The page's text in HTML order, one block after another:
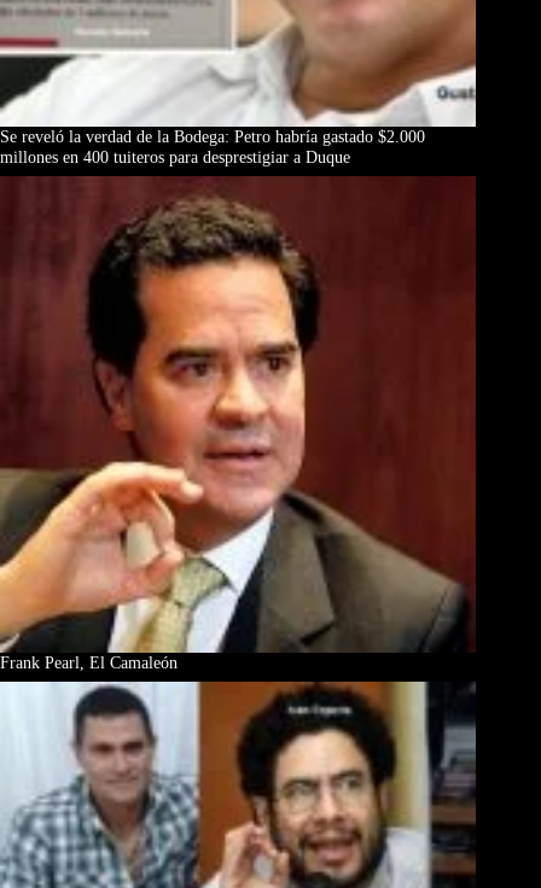
Se reveló la verdad de la Bodega: Petro habría gastado $2.000
millones en 400 tuiteros para desprestigiar a Duque
Frank Pearl, El Camaleón